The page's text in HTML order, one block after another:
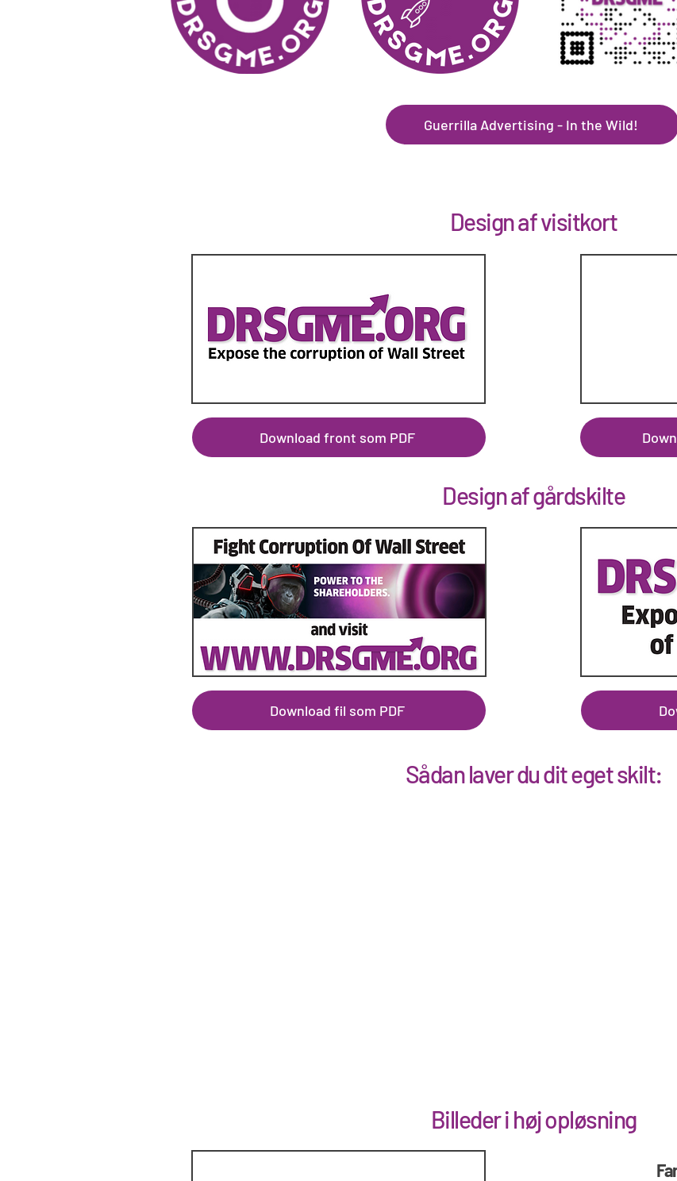
Guerrilla Advertising - In the Wild!
Design af visitkort
Download front som PDF
Design af gårdskilte
Download fil som PDF
Sådan laver du dit eget skilt:
Billeder i høj opløsning